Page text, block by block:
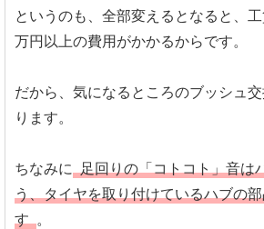
というのも、全部変えるとなると、
万円以上の費用がかかるからです。
だから、気になるところのブッシュ
ります。
ちなみに 足回りの「コトコト」音は
う、タイヤを取り付けているハブの
す 。